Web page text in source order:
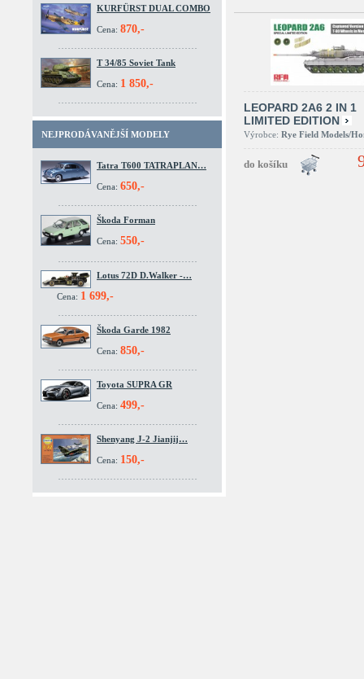
KURFÜRST DUAL COMBO
Cena: 870,-
T 34/85 Soviet Tank
Cena: 1 850,-
NEJPRODÁVANĚJŠÍ MODELY
Tatra T600 TATRAPLAN…
Cena: 650,-
Škoda Forman
Cena: 550,-
Lotus 72D D.Walker -…
Cena: 1 699,-
Škoda Garde 1982
Cena: 850,-
Toyota SUPRA GR
Cena: 499,-
Shenyang J-2 Jianjij…
Cena: 150,-
LEOPARD 2A6 2 IN 1
LIMITED EDITION
Výrobce: Rye Field Models/